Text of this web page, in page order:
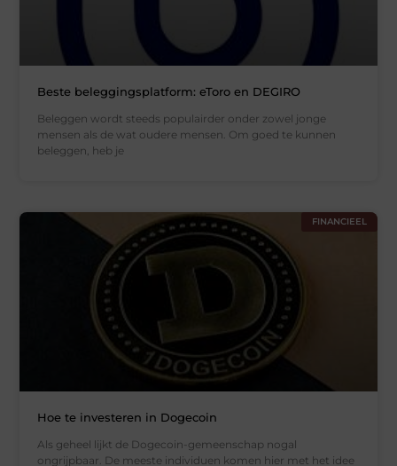
Beste beleggingsplatform: eToro en DEGIRO
Beleggen wordt steeds populairder onder zowel jonge
mensen als de wat oudere mensen. Om goed te kunnen
beleggen, heb je
FINANCIEEL
Hoe te investeren in Dogecoin
Als geheel lijkt de Dogecoin-gemeenschap nogal
ongrijpbaar. De meeste individuen komen hier met het idee